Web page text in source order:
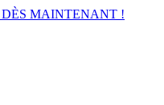
MAINTENANT !